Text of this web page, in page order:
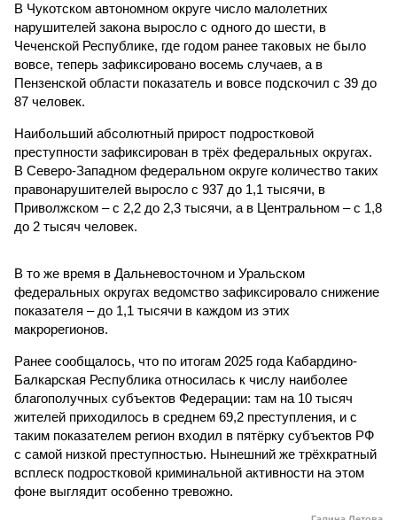
В Чукотском автономном округе число малолетних
нарушителей закона выросло с одного до шести, в
Чеченской Республике, где годом ранее таковых не было
вовсе, теперь зафиксировано восемь случаев, а в
Пензенской области показатель и вовсе подскочил с 39 до
87 человек.
Наибольший абсолютный прирост подростковой
преступности зафиксирован в трёх федеральных округах.
В Северо-Западном федеральном округе количество таких
правонарушителей выросло с 937 до 1,1 тысячи, в
Приволжском – с 2,2 до 2,3 тысячи, а в Центральном – с 1,8
до 2 тысяч человек.
В то же время в Дальневосточном и Уральском
федеральных округах ведомство зафиксировало снижение
показателя – до 1,1 тысячи в каждом из этих
макрорегионов.
Ранее сообщалось, что по итогам 2025 года Кабардино-
Балкарская Республика относилась к числу наиболее
благополучных субъектов Федерации: там на 10 тысяч
жителей приходилось в среднем 69,2 преступления, и с
таким показателем регион входил в пятёрку субъектов РФ
с самой низкой преступностью. Нынешний же трёхкратный
всплеск подростковой криминальной активности на этом
фоне выглядит особенно тревожно.